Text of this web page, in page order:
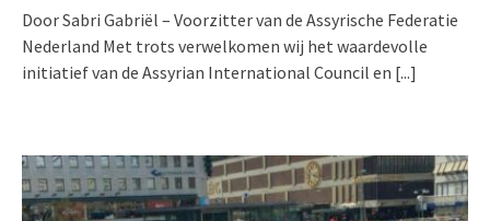
Door Sabri Gabriël – Voorzitter van de Assyrische Federatie
Nederland Met trots verwelkomen wij het waardevolle
initiatief van de Assyrian International Council en [...]